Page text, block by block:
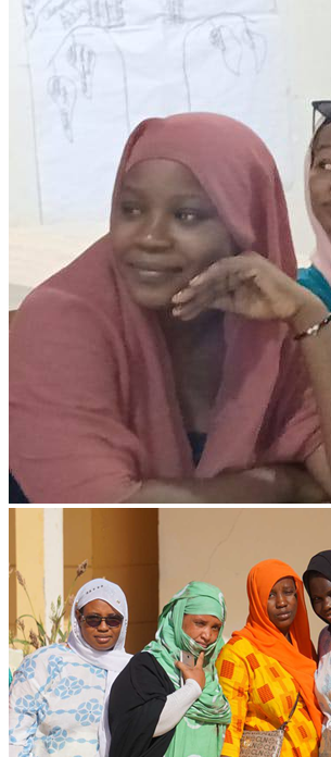
Ressources & Publications
Téléchargez nos dernières